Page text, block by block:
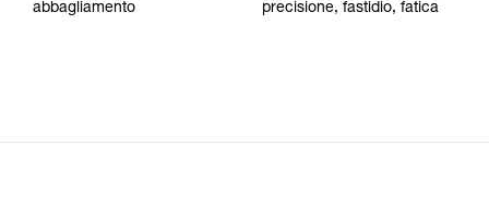
abbagliamento
precisione, fastidio, fatica